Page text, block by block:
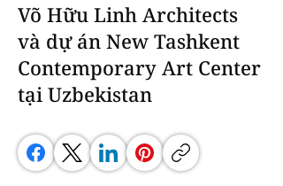
Võ Hữu Linh Architects
và dự án New Tashkent
Contemporary Art Center
tại Uzbekistan